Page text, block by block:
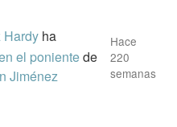
Hardy ha
el ponientede
Jiménez
Hace
220
semanas